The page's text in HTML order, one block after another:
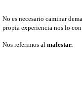
No es necesario caminar
propia experiencia nos lo
Nos referimos al malestar.